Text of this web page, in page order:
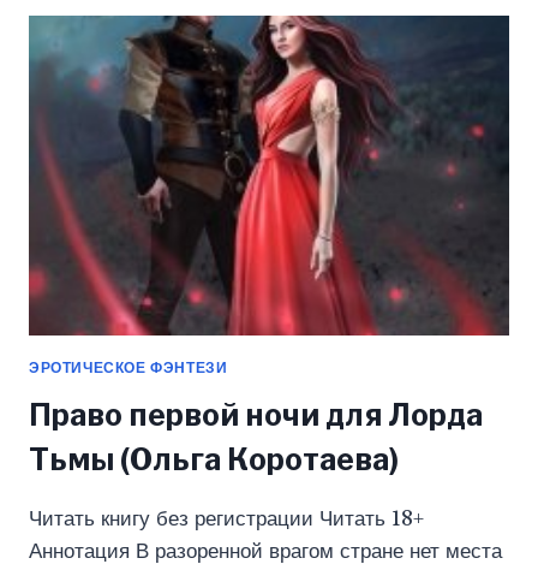
(ЕЛЕНА
АРМАТИНА)
ЭРОТИЧЕСКОЕ ФЭНТЕЗИ
Право первой ночи для Лорда
Тьмы (Ольга Коротаева)
Читать книгу без регистрации Читать 18+
Аннотация В разоренной врагом стране нет места